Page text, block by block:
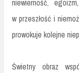
niewierność,
w przeszłość i
prowokuje kolejne
Świetny obraz